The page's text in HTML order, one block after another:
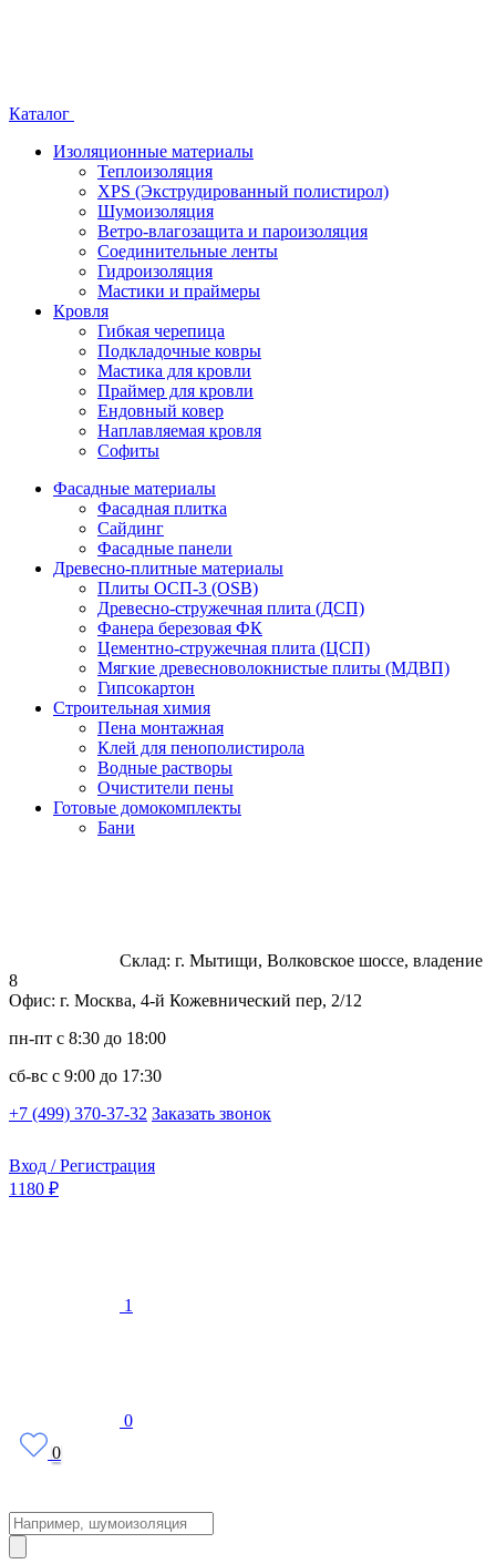
Каталог
Изоляционные материалы
Теплоизоляция
XPS (Экструдированный полистирол)
Шумоизоляция
Ветро-влагозащита и пароизоляция
Соединительные ленты
Гидроизоляция
Мастики и праймеры
Кровля
Гибкая черепица
Подкладочные ковры
Мастика для кровли
Праймер для кровли
Ендовный ковер
Наплавляемая кровля
Софиты
Фасадные материалы
Фасадная плитка
Сайдинг
Фасадные панели
Древесно-плитные материалы
Плиты ОСП-3 (OSB)
Древесно-стружечная плита (ДСП)
Фанера березовая ФК
Цементно-стружечная плита (ЦСП)
Мягкие древесноволокнистые плиты (МДВП)
Гипсокартон
Строительная химия
Пена монтажная
Клей для пенополистирола
Водные растворы
Очистители пены
Готовые домокомплекты
Бани
Склад: г. Мытищи, Волковское шоссе, владение
8
Офис: г. Москва, 4-й Кожевнический пер, 2/12
пн-пт с 8:30 до 18:00
сб-вс с 9:00 до 17:30
+7 (499) 370-37-32 Заказать звонок
Вход / Регистрация
1180 ₽
1
0
0
Поиск
товаров